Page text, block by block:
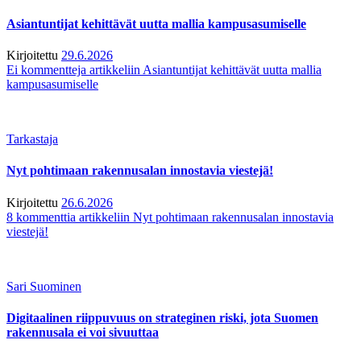
Asiantuntijat kehittävät uutta mallia kampusasumiselle
Kirjoitettu 29.6.2026
Ei kommentteja artikkeliin Asiantuntijat kehittävät uutta mallia
kampusasumiselle
Tarkastaja
Nyt pohtimaan rakennusalan innostavia viestejä!
Kirjoitettu 26.6.2026
8 kommenttia artikkeliin Nyt pohtimaan rakennusalan innostavia
viestejä!
Sari Suominen
Digitaalinen riippuvuus on strateginen riski, jota Suomen
rakennusala ei voi sivuuttaa